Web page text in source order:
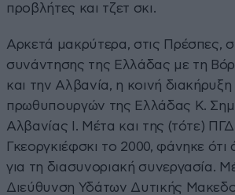
προβλήτες και τζετ σκι.
Αρκετά μακρύτερα, στις Πρέσπες,
συνάντησης της Ελλάδας με τη
και την Αλβανία, η κοινή
πρωθυπουργών της Ελλάδας Κ.
Αλβανίας Ι. Μέτα και της (τότε)
Γκεοργκιέφσκι το 2000, φάνηκε ότι
για τη διασυνοριακή συνεργασία.
Διεύθυνση Υδάτων Δυτικής